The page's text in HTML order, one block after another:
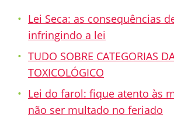
Lei Seca: as consequências
infringindo a lei
TUDO SOBRE CATEGORIAS
TOXICOLÓGICO
Lei do farol: fique atento às
não ser multado no feriado